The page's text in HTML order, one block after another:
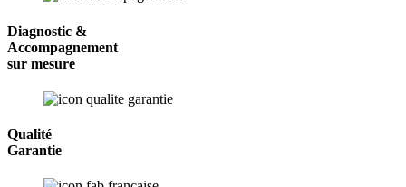
Diagnostic &
Accompagnement
sur mesure
Qualité
Garantie